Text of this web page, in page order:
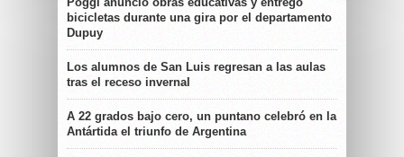
bicicletas durante una gira por el departamento
Dupuy
Los alumnos de San Luis regresan a las aulas
tras el receso invernal
A 22 grados bajo cero, un puntano celebró en la
Antártida el triunfo de Argentina